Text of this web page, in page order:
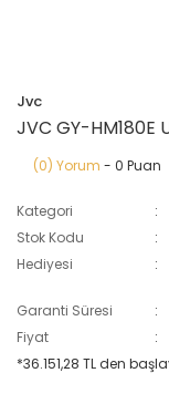
Jvc
JVC GY-
(0) Yorum - 0 Puan
Kategori
Stok Kodu
Hediyesi
Garanti Süresi
Fiyat
*36.151,28 TL den